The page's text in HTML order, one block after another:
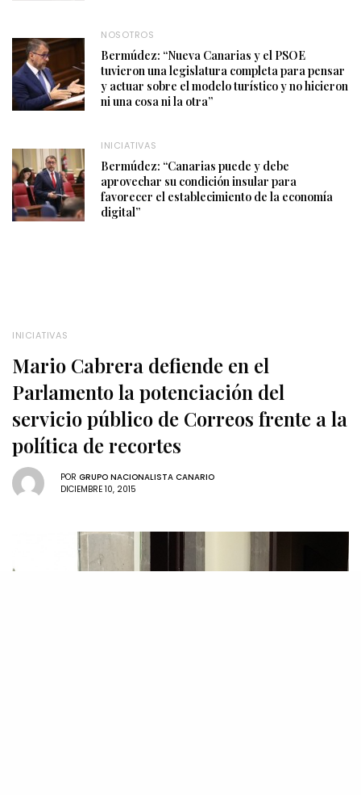
NOSOTROS
Bermúdez: “Nueva Canarias y el PSOE
tuvieron una legislatura completa para pensar
y actuar sobre el modelo turístico y no hicieron
ni una cosa ni la otra”
INICIATIVAS
Bermúdez: “Canarias puede y debe
aprovechar su condición insular para
favorecer el establecimiento de la economía
digital”
INICIATIVAS
Mario Cabrera defiende en el
Parlamento la potenciación del
servicio público de Correos frente a la
política de recortes
POR GRUPO NACIONALISTA CANARIO
DICIEMBRE 10, 2015